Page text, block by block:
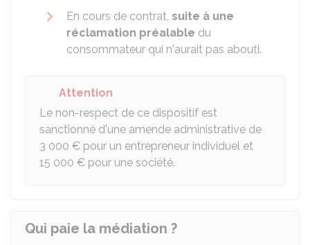
En cours de contrat, suite à une
réclamation préalable du
consommateur qui n'aurait pas abouti.
Attention
Le non-respect de ce dispositif est
sanctionné d'une amende administrative de
3 000 € pour un entrepreneur individuel et
15 000 € pour une société.
Qui paie la médiation ?